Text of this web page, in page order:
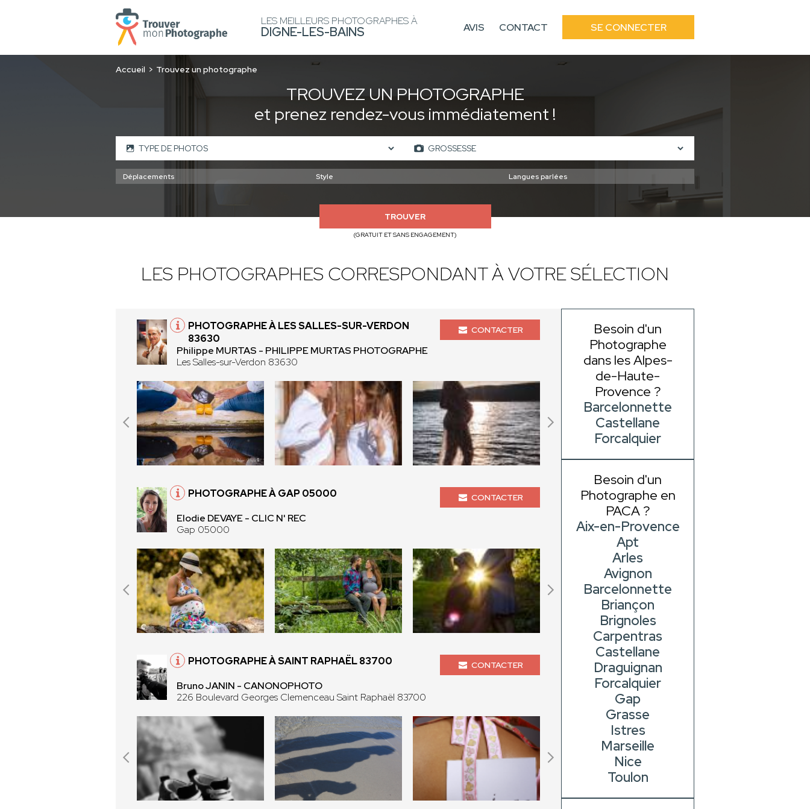
LES MEILLEURS PHOTOGRAPHES À
DIGNE-LES-BAINS AVIS CONTACT SE CONNECTER
Accueil Trouvez un photographe
TROUVEZ UN PHOTOGRAPHE
et prenez rendez-vous immédiatement !
TROUVER
(GRATUIT ET SANS ENGAGEMENT)
LES PHOTOGRAPHES CORRESPONDANT À VOTRE SÉLECTION
PHOTOGRAPHE À LES SALLES-SUR-VERDON
83630
Philippe MURTAS - PHILIPPE MURTAS PHOTOGRAPHE
Les Salles-sur-Verdon 83630
CONTACTER
PHOTOGRAPHE À GAP 05000
Elodie DEVAYE - CLIC N' REC
Gap 05000
CONTACTER
PHOTOGRAPHE À SAINT RAPHAËL 83700
Bruno JANIN - CANONOPHOTO
226 Boulevard Georges Clemenceau Saint Raphaël 83700
CONTACTER
Besoin d'un
Photographe
dans les Alpes-
de-Haute-
Provence ?
Barcelonnette
Castellane
Forcalquier
Besoin d'un
Photographe en
PACA ?
Aix-en-Provence
Apt
Arles
Avignon
Barcelonnette
Briançon
Brignoles
Carpentras
Castellane
Draguignan
Forcalquier
Gap
Grasse
Istres
Marseille
Nice
Toulon